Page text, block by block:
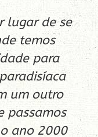
lugar de se
temos
para
um outro
passamos
ano 2000